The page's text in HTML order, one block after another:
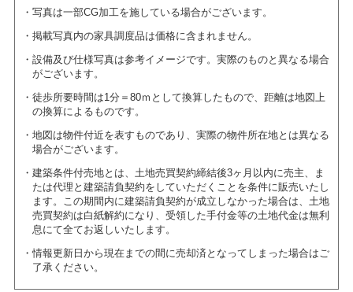
写真は一部CG加工を施している場合がございます。
掲載写真内の家具調度品は価格に含まれません。
設備及び仕様写真は参考イメージです。実際のものと異なる場合
がございます。
徒歩所要時間は1分＝80ｍとして換算したもので、距離は地図上
の換算によるものです。
地図は物件付近を表すものであり、実際の物件所在地とは異なる
場合がございます。
建築条件付売地とは、土地売買契約締結後3ヶ月以内に売主、ま
たは代理と建築請負契約をしていただくことを条件に販売いたし
ます。この期間内に建築請負契約が成立しなかった場合は、土地
売買契約は白紙解約になり、受領した手付金等の土地代金は無利
息にて全てお返しいたします。
情報更新日から現在までの間に売却済となってしまった場合はご
了承ください。